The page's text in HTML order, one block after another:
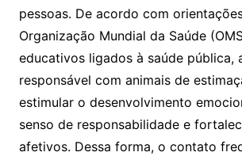
pessoas. De acordo com
Organização Mundial da Saúde
educativos ligados à saúde pública,
responsável com animais de
estimular o desenvolvimento
senso de responsabilidade e
afetivos. Dessa forma, o contato